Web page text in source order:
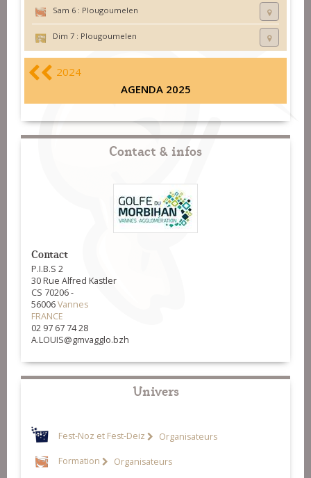
Sam 6 : Plougoumelen
Dim 7 : Plougoumelen
2024
AGENDA 2025
Contact & infos
Contact
P.I.B.S 2
30 Rue Alfred Kastler
CS 70206 -
56006Vannes
FRANCE
02 97 67 74 28
A.LOUIS@gmvagglo.bzh
Univers
Fest-Noz et Fest-Deiz Organisateurs
Formation Organisateurs